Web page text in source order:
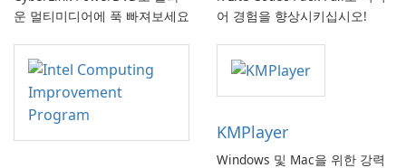
운 멀티미디어에 푹 빠져보세요
어 경험을 향상시키십시오!
KMPlayer
Windows 및 Mac을 위한 강력